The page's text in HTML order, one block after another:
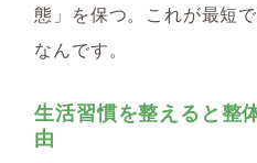
態」を保つ。これが最短
なんです。
生活習慣を整えると整
由